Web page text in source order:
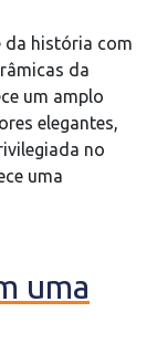
da história com
da
um amplo
elegantes,
no
uma
uma